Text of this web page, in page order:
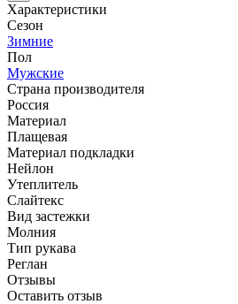
Характеристики
Сезон
Зимние
Пол
Мужские
Страна производителя
Россия
Материал
Плащевая
Материал подкладки
Нейлон
Утеплитель
Слайтекс
Вид застежки
Молния
Тип рукава
Реглан
Отзывы
Оставить отзыв